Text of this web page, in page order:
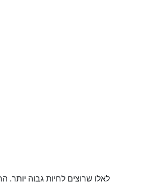
לאלו שרוצים לחיות גבוה יותר.